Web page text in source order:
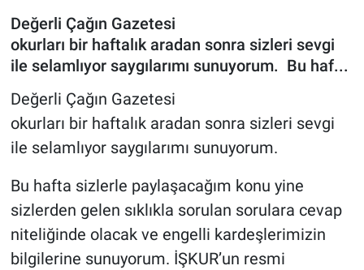
Değerli Çağın Gazetesi
okurları bir haftalık aradan sonra sizleri sevgi
ile selamlıyor saygılarımı sunuyorum. Bu haf...
Değerli Çağın Gazetesi
okurları bir haftalık aradan sonra sizleri sevgi
ile selamlıyor saygılarımı sunuyorum.
Bu hafta sizlerle paylaşacağım konu yine
sizlerden gelen sıklıkla sorulan sorulara cevap
niteliğinde olacak ve engelli kardeşlerimizin
bilgilerine sunuyorum. İŞKUR’un resmi
Video Galeri